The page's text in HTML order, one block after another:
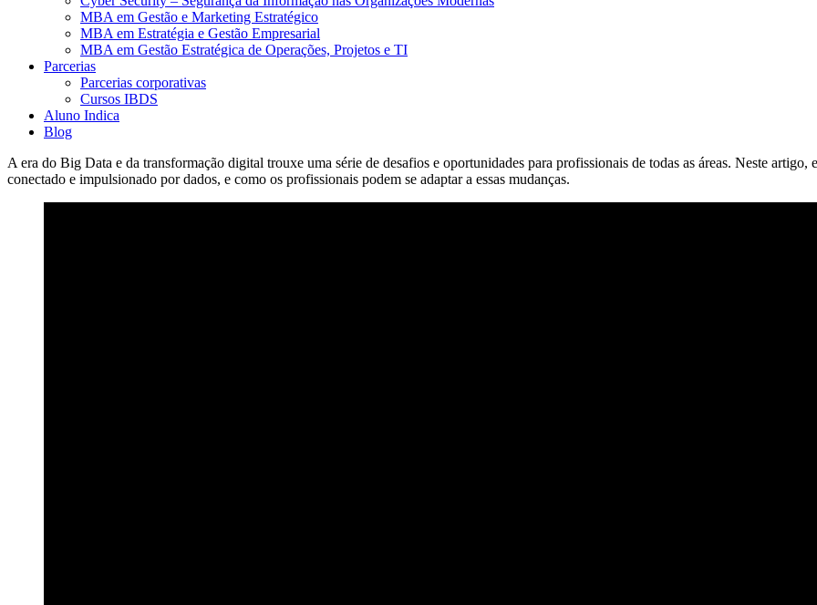
MBA em Gestão e Marketing Estratégico
MBA em Estratégia e Gestão Empresarial
MBA em Gestão Estratégica de Operações, Projetos e TI
Parcerias
Parcerias corporativas
Cursos IBDS
Aluno Indica
Blog
A era do Big Data e da transformação digital trouxe uma série de desafios e oportunidades para profissionais de todas as áreas. Neste
conectado e impulsionado por dados, e como os profissionais podem se adaptar a essas mudanças.